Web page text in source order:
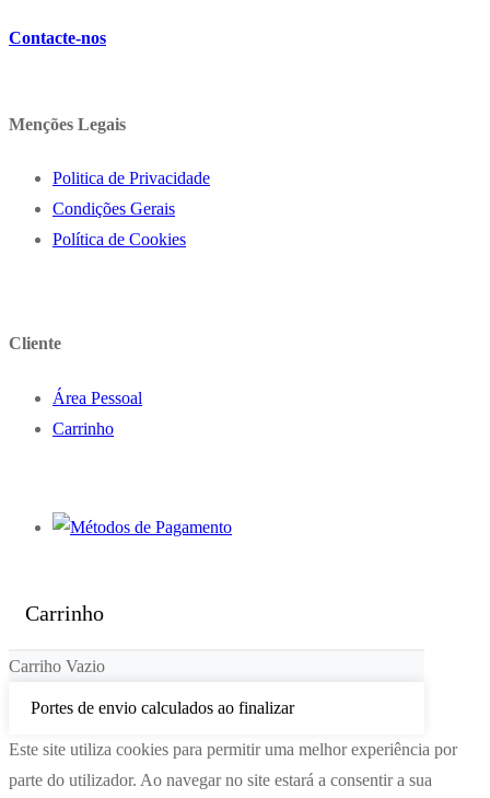
Contacte-nos
Menções Legais
Politica de Privacidade
Condições Gerais
Política de Cookies
Cliente
Área Pessoal
Carrinho
Carrinho
Carriho Vazio
Portes de envio calculados ao finalizar
Este site utiliza cookies para permitir uma melhor experiência por
parte do utilizador. Ao navegar no site estará a consentir a sua